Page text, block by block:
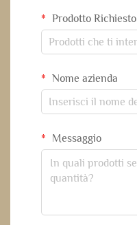
Prodotto Richiesto
Nome azienda
Messaggio